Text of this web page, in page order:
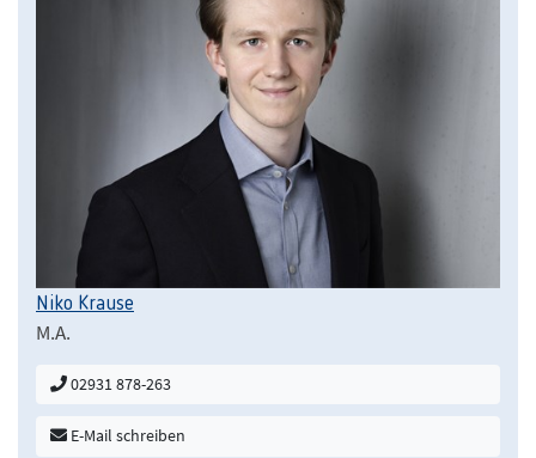
Niko Krause
M.A.
02931 878-263
E-Mail schreiben